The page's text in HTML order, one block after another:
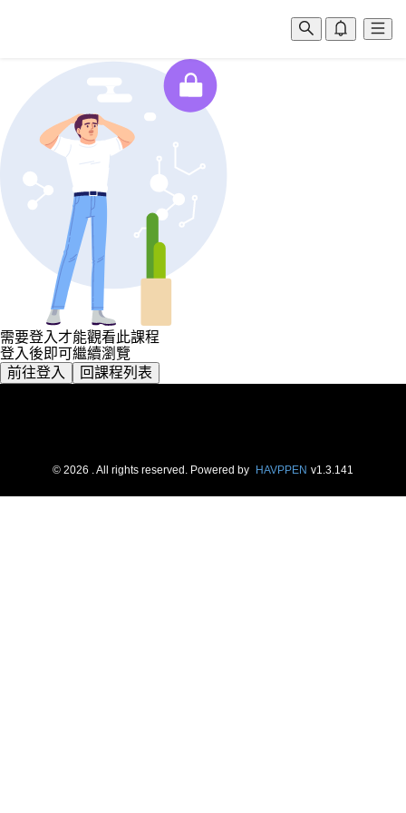
需要登入才能觀看此課程
登入後即可繼續瀏覽
前往登入
回課程列表
© 2026 . All rights reserved. Powered by HAVPPEN v1.3.141